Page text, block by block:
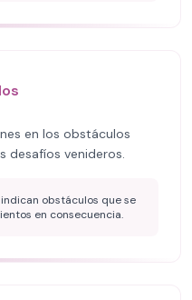
en los obstáculos
desafíos venideros.
obstáculos que se
en consecuencia.